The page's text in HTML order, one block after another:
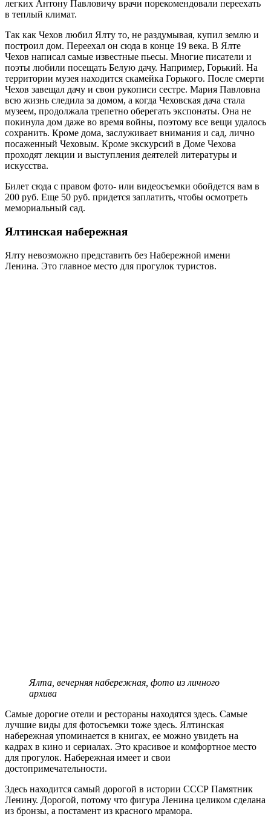
легких Антону Павловичу врачи порекомендовали переехать
в теплый климат.
Так как Чехов любил Ялту то, не раздумывая, купил землю и
построил дом. Переехал он сюда в конце 19 века. В Ялте
Чехов написал самые известные пьесы. Многие писатели и
поэты любили посещать Белую дачу. Например, Горький. На
территории музея находится скамейка Горького. После смерти
Чехов завещал дачу и свои рукописи сестре. Мария Павловна
всю жизнь следила за домом, а когда Чеховская дача стала
музеем, продолжала трепетно оберегать экспонаты. Она не
покинула дом даже во время войны, поэтому все вещи удалось
сохранить. Кроме дома, заслуживает внимания и сад, лично
посаженный Чеховым. Кроме экскурсий в Доме Чехова
проходят лекции и выступления деятелей литературы и
искусства.
Билет сюда с правом фото- или видеосъемки обойдется вам в
200 руб. Еще 50 руб. придется заплатить, чтобы осмотреть
мемориальный сад.
Ялтинская набережная
Ялту невозможно представить без Набережной имени
Ленина. Это главное место для прогулок туристов.
Ялта, вечерняя набережная, фото из личного
архива
Самые дорогие отели и рестораны находятся здесь. Самые
лучшие виды для фотосъемки тоже здесь. Ялтинская
набережная упоминается в книгах, ее можно увидеть на
кадрах в кино и сериалах. Это красивое и комфортное место
для прогулок. Набережная имеет и свои
достопримечательности.
Здесь находится самый дорогой в истории СССР Памятник
Ленину. Дорогой, потому что фигура Ленина целиком сделана
из бронзы, а постамент из красного мрамора.